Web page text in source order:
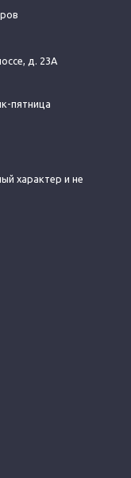
д. 23А
пятница
характер и не